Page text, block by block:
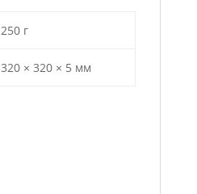
250 г
320 × 320 × 5 мм